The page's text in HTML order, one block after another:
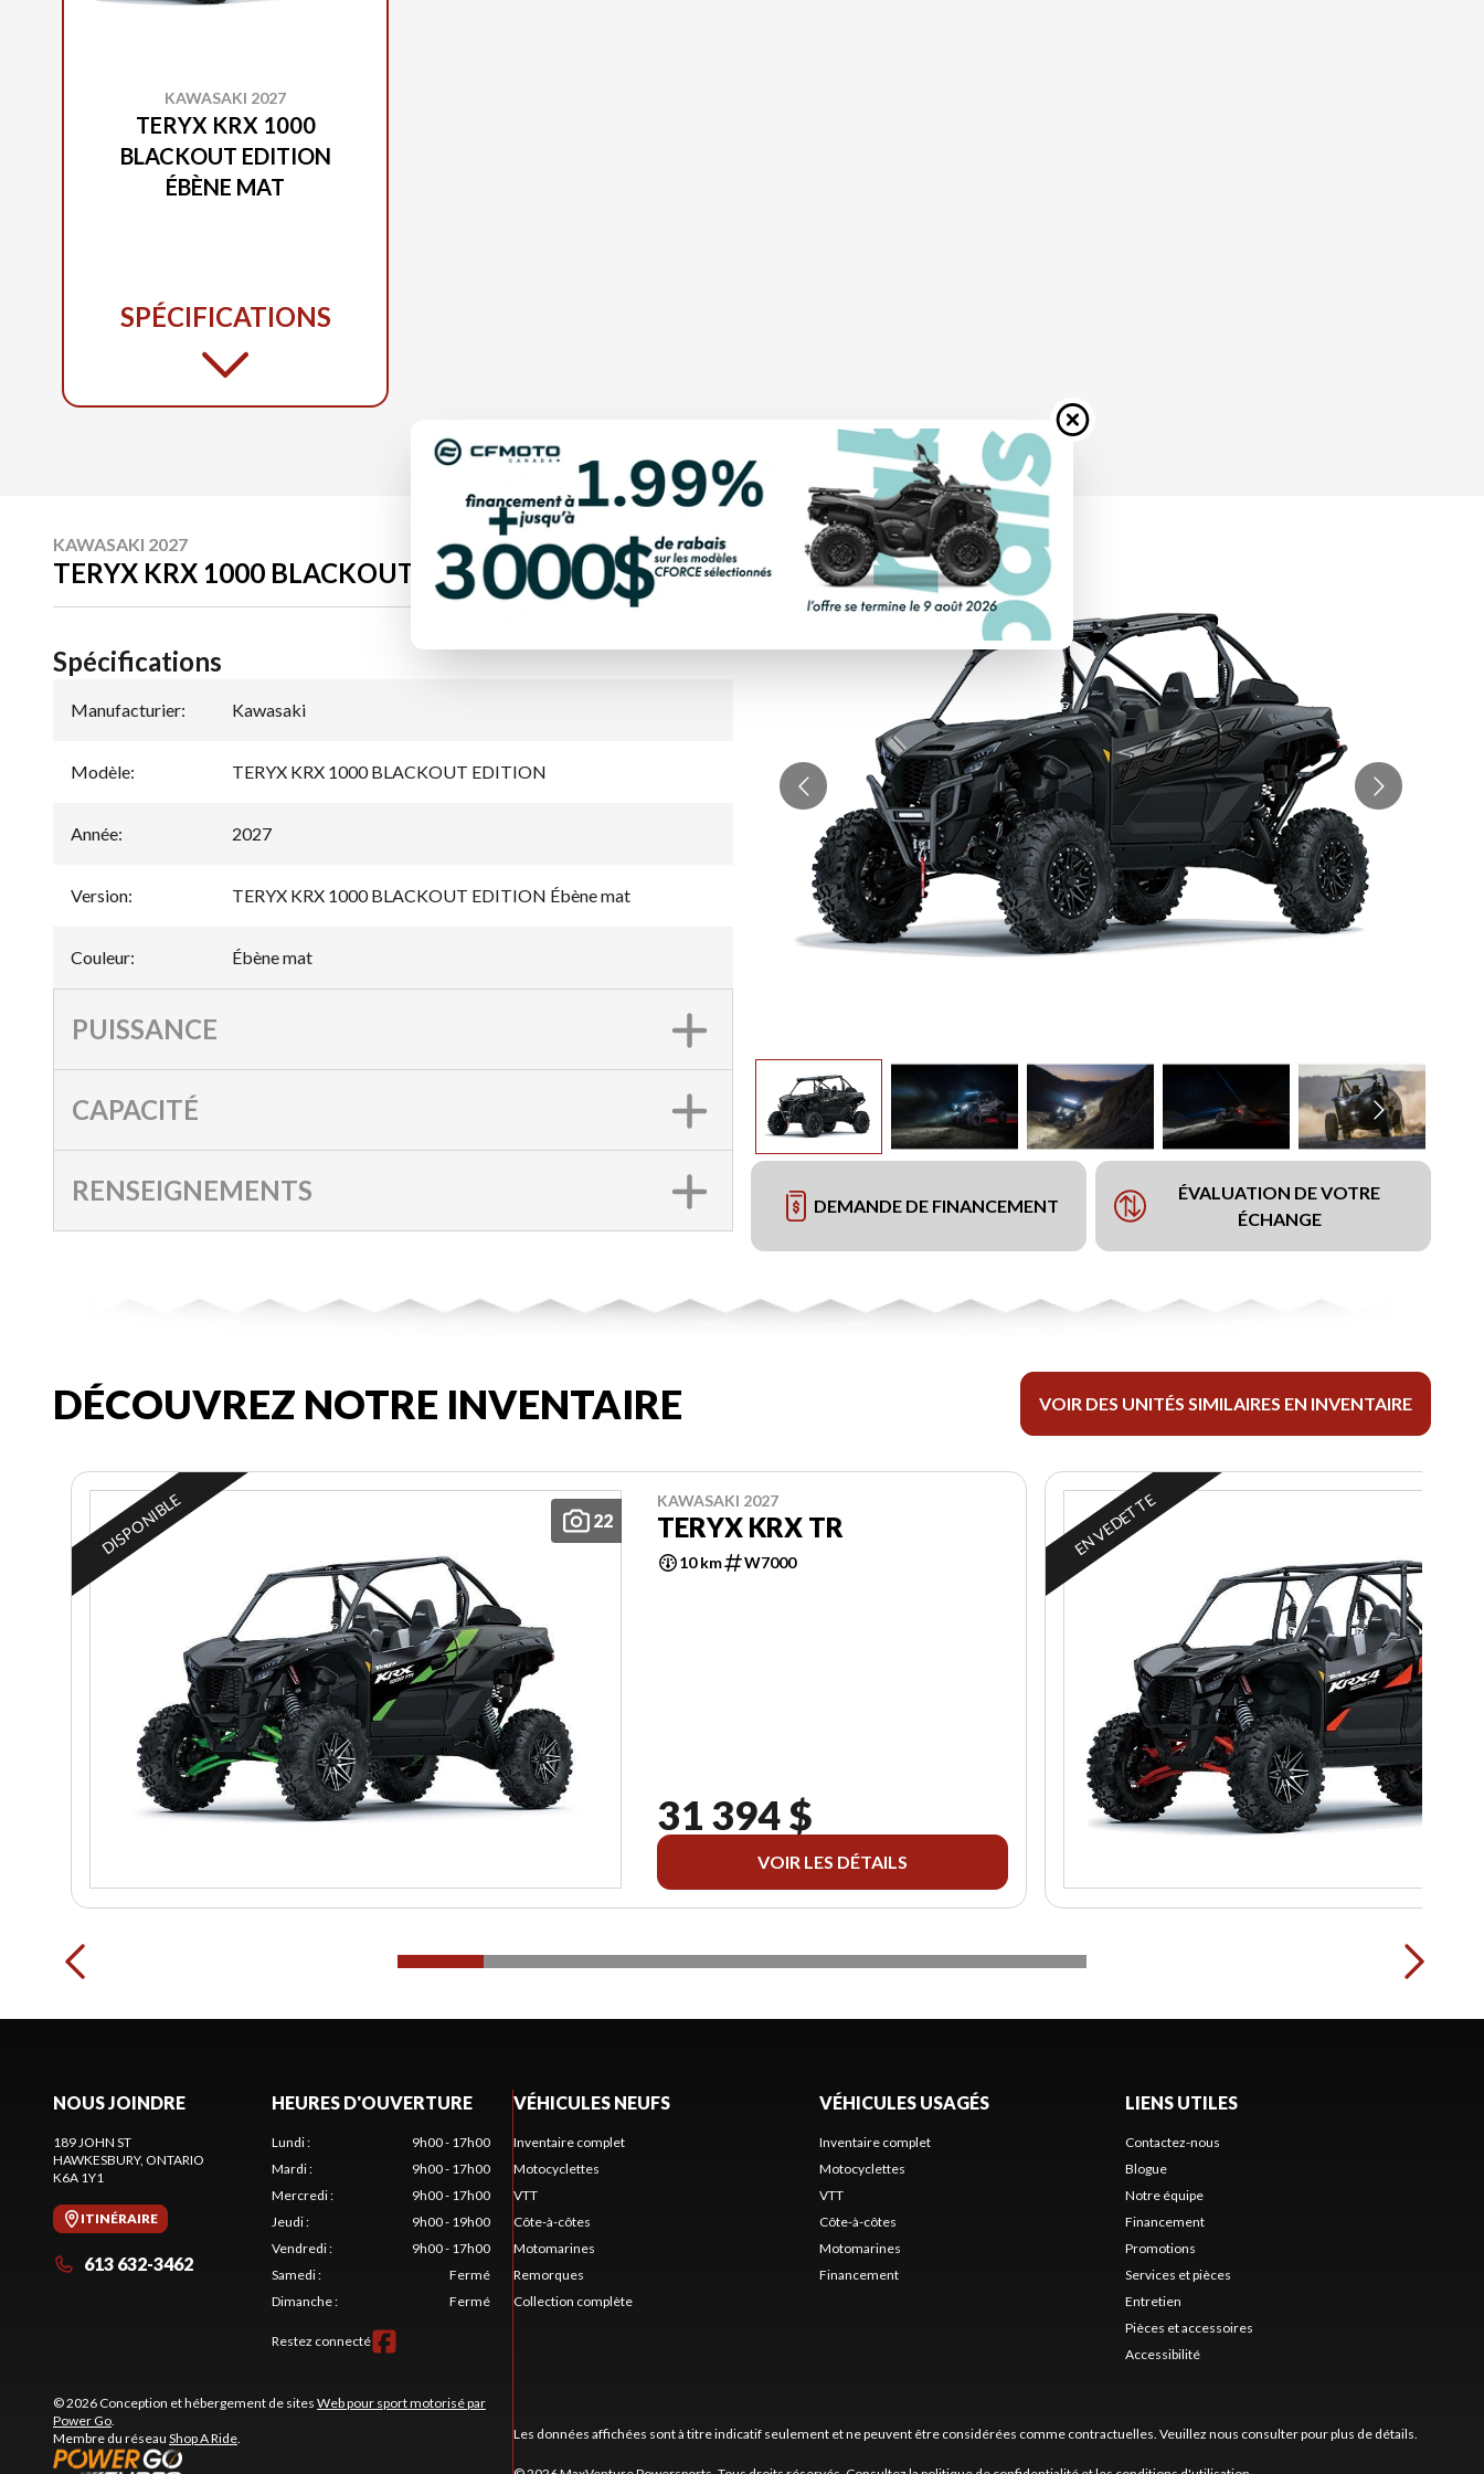
KAWASAKI 2027
TERYX KRX 1000
BLACKOUT EDITION
ÉBÈNE MAT
SPÉCIFICATIONS
KAWASAKI 2027
TERYX KRX 1000 BLACKOUT EDITION ÉBÈNE MAT
DEMANDE DE FINANCEMENT
ÉVALUATION DE VOTRE
ÉCHANGE
Spécifications
Manufacturier: Kawasaki
Modèle: TERYX KRX 1000 BLACKOUT EDITION
Année: 2027
Version: TERYX KRX 1000 BLACKOUT EDITION Ébène mat
Couleur: Ébène mat
PUISSANCE
CAPACITÉ
RENSEIGNEMENTS
DÉCOUVREZ NOTRE INVENTAIRE VOIR DES UNITÉS SIMILAIRES EN INVENTAIRE
22
DISPONIBLE KAWASAKI 2027
TERYX KRX TR
10 km W7000
31 394 $
VOIR LES DÉTAILS
EN VEDETTE
NOUS JOINDRE
189 JOHN ST
HAWKESBURY, ONTARIO
K6A 1Y1
ITINÉRAIRE
613 632-3462
HEURES D'OUVERTURE
Lundi:
9h00 - 17h00
Mardi:
9h00 - 17h00
Mercredi:
9h00 - 17h00
Jeudi:
9h00 - 19h00
Vendredi:
9h00 - 17h00
Samedi:
Fermé
Dimanche: Fermé
Restez connecté
© 2026 Conception et hébergement de sites Web pour sport motorisé par
Power Go
Membre du réseau Shop A Ride
VÉHICULES NEUFS
Inventaire complet
Motocyclettes
VTT
Côte-à-côtes
Motomarines
Remorques
Collection complète
VÉHICULES USAGÉS
Inventaire complet
Motocyclettes
VTT
Côte-à-côtes
Motomarines
Financement
LIENS UTILES
Contactez-nous
Blogue
Notre équipe
Financement
Promotions
Services et pièces
Entretien
Pièces et accessoires
Accessibilité
Les données affichées sont à titre indicatif seulement et ne peuvent être considérées comme contractuelles. Veuillez nous consulter pour plus de détails.